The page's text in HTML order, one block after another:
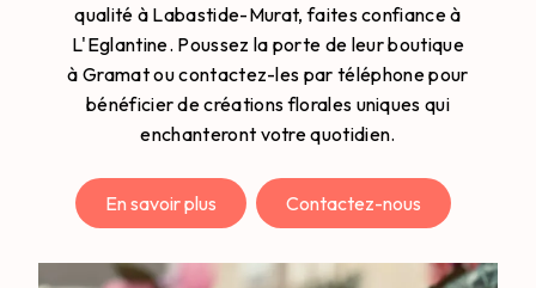
qualité à Labastide-Murat, faites confiance à
L'Eglantine. Poussez la porte de leur boutique
à Gramat ou contactez-les par téléphone pour
bénéficier de créations florales uniques qui
enchanteront votre quotidien.
En savoir plus Contactez-nous